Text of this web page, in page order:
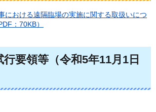
における遠隔臨場の実施に関する取扱いにつ
：70KB）
要領等（令和5年11月1日